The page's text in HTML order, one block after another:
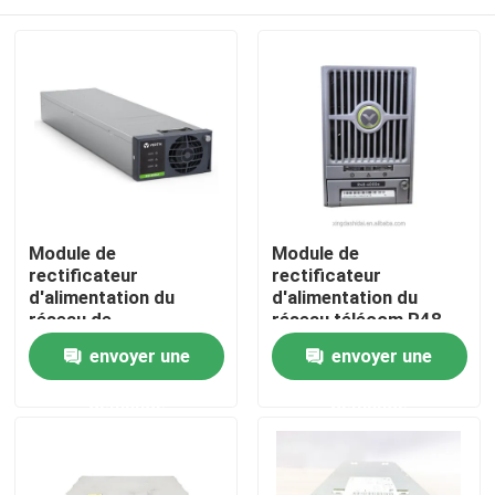
Accueil
Contacts
Module de
rectificateur
d'alimentation du
réseau de
télécommunications à
courant continu 48 V
d'Emerson/Vertiv
envoyer une
Module de
rectificateur
d'alimentation du
réseau télécom R48-
4000e
envoyer une